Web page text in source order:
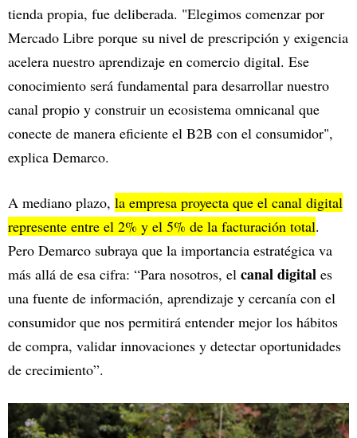
tienda propia, fue deliberada. "Elegimos comenzar por
Mercado Libre porque su nivel de prescripción y exigencia
acelera nuestro aprendizaje en comercio digital. Ese
conocimiento será fundamental para desarrollar nuestro
canal propio y construir un ecosistema omnicanal que
conecte de manera eficiente el B2B con el consumidor",
explica Demarco.
A mediano plazo, la empresa proyecta que el canal digital
represente entre el 2% y el 5% de la facturación total.
Pero Demarco subraya que la importancia estratégica va
más allá de esa cifra: “Para nosotros, el canal digital es
una fuente de información, aprendizaje y cercanía con el
consumidor que nos permitirá entender mejor los hábitos
de compra, validar innovaciones y detectar oportunidades
de crecimiento”.